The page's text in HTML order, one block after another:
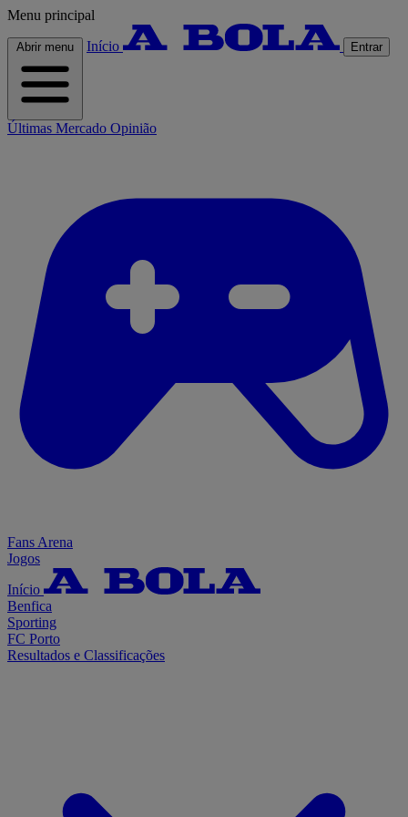
Menu principal
Abrir menu Início Entrar
Últimas Mercado Opinião
Fans Arena
Jogos
Início
Benfica
Sporting
FC Porto
Resultados e Classificações